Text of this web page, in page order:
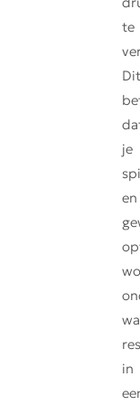
te
Dit
je
en
in